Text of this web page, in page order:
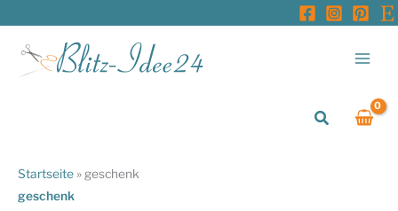
springen
Suchen
Startseite » geschenk
geschenk